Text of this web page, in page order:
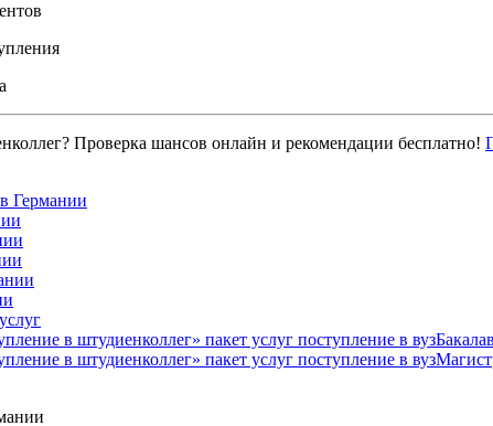
Проверка шансов онлайн и рекомендации бесплатно!
Германии